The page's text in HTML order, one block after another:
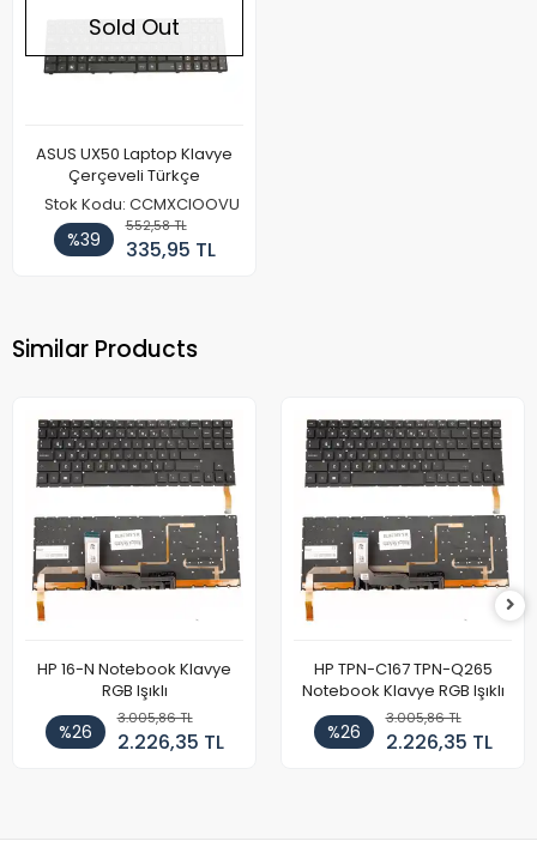
Sold Out
ASUS UX50 Laptop Klavye
Çerçeveli Türkçe
Stok Kodu: CCMXCIOOVU
%39
552,58 TL
335,95 TL
Similar Products
HP 16-N Notebook Klavye
RGB Işıklı
%26
3.005,86 TL
2.226,35 TL
HP TPN-C167 TPN-Q265
Notebook Klavye RGB Işıklı
%26
3.005,86 TL
2.226,35 TL